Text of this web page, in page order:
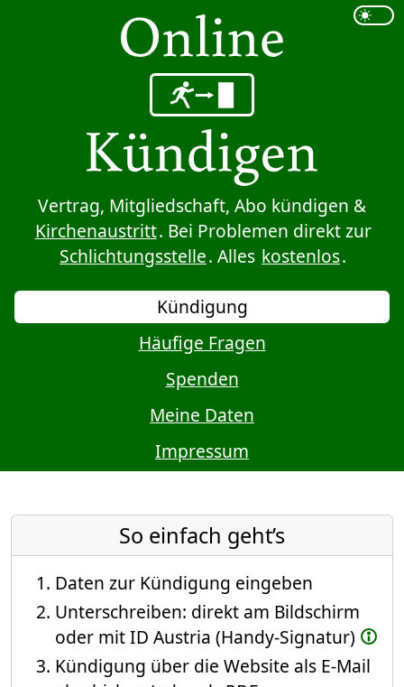
Sprung zum Inhalt
Vertrag, Mitgliedschaft, Abo kündigen &
Kirchenaustritt. Bei Problemen direkt zur
Schlichtungsstelle. Alles kostenlos.
Kündigung
Häufige Fragen
Spenden
Meine Daten
Impressum
So einfach geht’s
Daten zur Kündigung eingeben
Unterschreiben: direkt am Bildschirm
oder mit ID Austria (Handy-Signatur)
Kündigung über die Website als E-Mail